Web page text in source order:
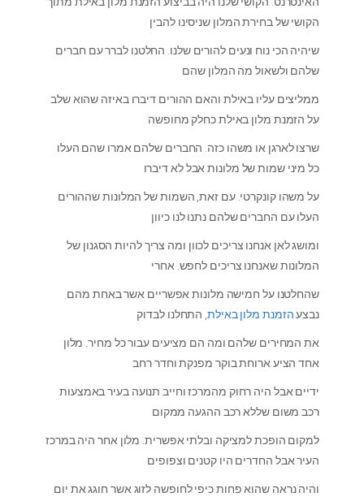
הקושי של בחירת המלון שניסינו להבין
שיהיה הכי נוח ונעים להורים שלנו. החלטנו לברר עם חברים
שלהם ולשאול מה המלון שהם
ממליצים עליו באילת והאם ההורים דיברו באיזה שהוא שלב
על הזמנת מלון באילת כחלק מחופשה
שרצו לארגן או משהו כזה. החברים שלהם אמרו שהם העלו
כל מיני שמות של מלונות אבל לא דיברו
על משהו קונקרטי. עם זאת, השמות של המלונות שההורים
העלו עם החברים שלהם נתנו לנו כיוון
ומושג לאן אנחנו צריכים לכוון ומה צריך להיות הסגנון של
המלונות שאנחנו צריכים לחפש. אחרי
שהחלטנו על חמישה מלונות אפשריים אשר באחת מהם
נבצעהזמנת מלון באילת, התחלנו לבדוק
את המחירים שלהם ומה הם מציעים עבור כל מחיר. מלון
אחד הציע ארוחת בוקר מפנקת וחדר רחב
ידיים אבל היה רחוק מהמרכז וחייב תנועה בעיר באמצעות
רכב משום שללא רכב ההגעה ממקום
למקום הופכת למציקה ובלתי אפשרית. מלון אחר היה במרכז
העיר אבל החדרים היו קטנים וצפופים
והיה נראה שהוא פחות כיפי לחופשה לזוג אשר חוגג את יום